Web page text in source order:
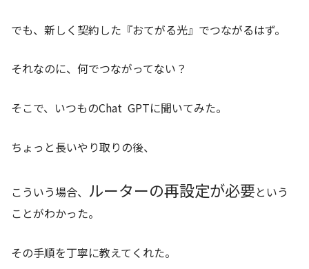
でも、新しく契約した『おてがる光』でつながるはず。
それなのに、何でつながってない？
そこで、いつものChat GPTに聞いてみた。
ちょっと長いやり取りの後、
こういう場合、 ルーターの再設定が必要という
ことがわかった。
その手順を丁寧に教えてくれた。